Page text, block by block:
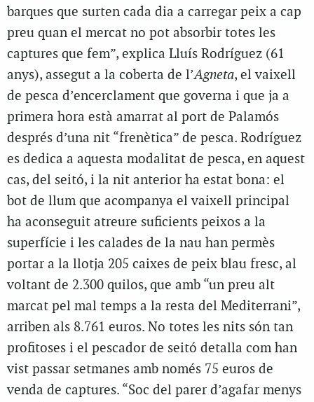
barques que surten cada dia a carregar peix a cap
preu quan el mercat no pot absorbir totes les
captures que fem”, explica Lluís Rodríguez (61
anys), assegut a la coberta de l’Agneta, el vaixell
de pesca d’encerclament que governa i que ja a
primera hora està amarrat al port de Palamós
després d’una nit “frenètica” de pesca. Rodríguez
es dedica a aquesta modalitat de pesca, en aquest
cas, del seitó, i la nit anterior ha estat bona: el
bot de llum que acompanya el vaixell principal
ha aconseguit atreure suficients peixos a la
superfície i les calades de la nau han permès
portar a la llotja 205 caixes de peix blau fresc, al
voltant de 2.300 quilos, que amb “un preu alt
marcat pel mal temps a la resta del Mediterrani”,
arriben als 8.761 euros. No totes les nits són tan
profitoses i el pescador de seitó detalla com han
vist passar setmanes amb només 75 euros de
venda de captures. “Soc del parer d’agafar menys